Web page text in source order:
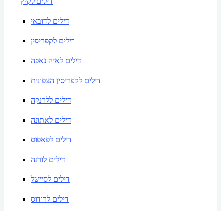
דילים לדובאי
דילים לקפריסין
דילים לאיה נאפה
דילים לקפריסין הצפונית
דילים ללרנקה
דילים לאתונה
דילים לפאפוס
דילים לורנה
דילים לסיישל
דילים לרודוס